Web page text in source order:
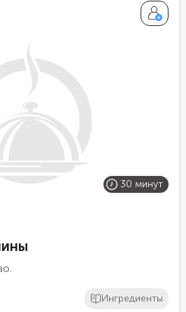
30 минут
Ингредиенты